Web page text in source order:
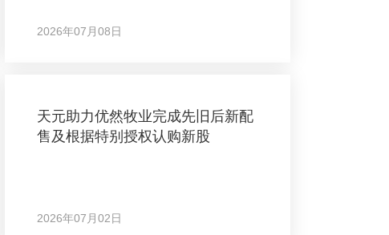
2026年07月08日
天元助力优然牧业完成先旧后新配
售及根据特别授权认购新股
2026年07月02日